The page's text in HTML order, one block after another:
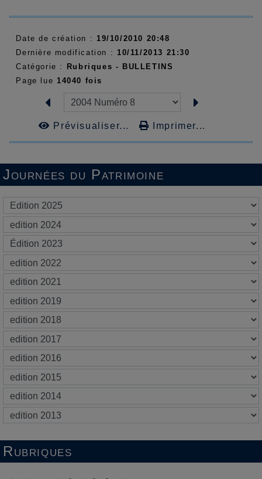
Journées du Patrimoine
Rubriques
Date de création : 19/10/2010 20:48
Dernière modification : 10/11/2013 21:30
Catégorie :
Rubriques - BULLETINS
Page lue 14040 fois
Prévisualiser... Imprimer...